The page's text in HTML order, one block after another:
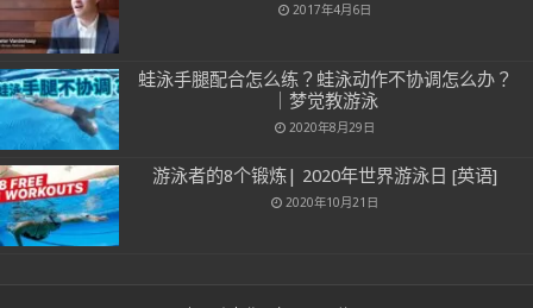
2017年4月6日
蛙泳手腿配合怎么练？蛙泳动作不协调怎么办？
｜梦觉教游泳
2020年8月29日
游泳者的8个锻炼| 2020年世界游泳日 [英语]
2020年10月21日